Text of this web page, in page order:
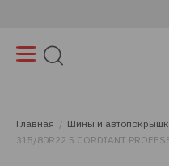
Главная
Шины и
315/80R22.5 CORDIANT